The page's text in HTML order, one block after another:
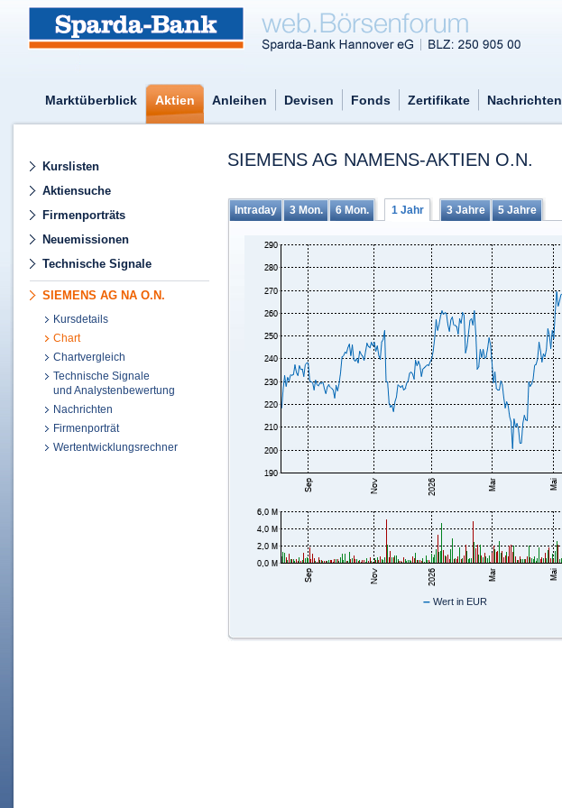
Marktüberblick Aktien Anleihen Devisen Fonds Zertifikate Nachrichten
Kurslisten
Aktiensuche
Firmenporträts
Neuemissionen
Technische Signale
SIEMENS AG NA O.N.
Kursdetails
Chart
Chartvergleich
Technische Signale
und Analystenbewertung
Nachrichten
Firmenporträt
Wertentwicklungsrechner
SIEMENS AG NAMENS-AKTIEN O.N.
Intraday 3 Mon. 6 Mon. 1 Jahr 3 Jahre 5 Jahre
–Wert in EUR